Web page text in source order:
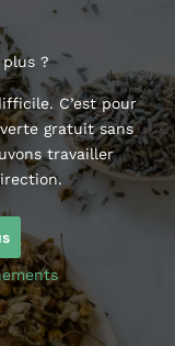
plus ?
C’est pour
gratuit sans
travailler